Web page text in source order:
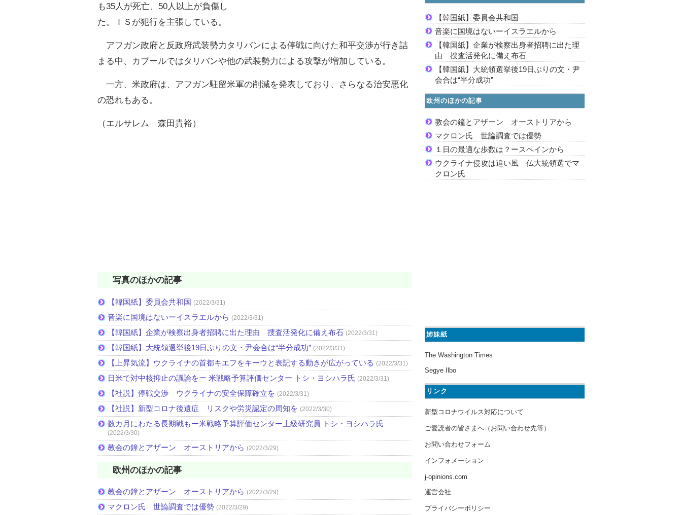
も35人が死亡、50人以上が負傷し
た。ＩＳが犯行を主張している。
アフガン政府と反政府武装勢力タリバンによる停戦に向けた和平交渉が行き詰
まる中、カブールではタリバンや他の武装勢力による攻撃が増加している。
一方、米政府は、アフガン駐留米軍の削減を発表しており、さらなる治安悪化
の恐れもある。
（エルサレム 森田貴裕）
写真のほかの記事
【韓国紙】委員会共和国 (2022/3/31)
音楽に国境はないーイスラエルから (2022/3/31)
【韓国紙】企業が検察出身者招聘に出た理由 捜査活発化に備え布石 (2022/3/31)
【韓国紙】大統領選挙後19日ぶりの文・尹会合は“半分成功” (2022/3/31)
【上昇気流】ウクライナの首都キエフをキーウと表記する動きが広がっている (2022/3/31)
日米で対中核抑止の議論をー 米戦略予算評価センター トシ・ヨシハラ氏 (2022/3/31)
【社説】停戦交渉 ウクライナの安全保障確立を (2022/3/31)
【社説】新型コロナ後遺症 リスクや労災認定の周知を (2022/3/30)
数カ月にわたる長期戦もー米戦略予算評価センター上級研究員 トシ・ヨシハラ氏
(2022/3/30)
教会の鐘とアザーン オーストリアから (2022/3/29)
欧州のほかの記事
教会の鐘とアザーン オーストリアから (2022/3/29)
マクロン氏 世論調査では優勢 (2022/3/29)
【韓国紙】委員会共和国
音楽に国境はないーイスラエルから
【韓国紙】企業が検察出身者招聘に出た理
由 捜査活発化に備え布石
【韓国紙】大統領選挙後19日ぶりの文・尹
会合は“半分成功”
欧州のほかの記事
教会の鐘とアザーン オーストリアから
マクロン氏 世論調査では優勢
１日の最適な歩数は？ースペインから
ウクライナ侵攻は追い風 仏大統領選でマ
クロン氏
姉妹紙
The Washington Times
Segye Ilbo
リンク
新型コロナウイルス対応について
ご愛読者の皆さまへ（お問い合わせ先等）
お問い合わせフォーム
インフォメーション
j-opinions.com
運営会社
プライバシーポリシー